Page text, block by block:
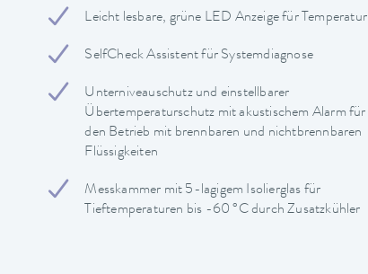
Leicht lesbare, grüne LED Anzeige für Temperatur
SelfCheck Assistent für Systemdiagnose
Unterniveauschutz und einstellbarer
Übertemperaturschutz mit akustischem Alarm für
den Betrieb mit brennbaren und nichtbrennbaren
Flüssigkeiten
Messkammer mit 5-lagigem Isolierglas für
Tieftemperaturen bis -60 °C durch Zusatzkühler